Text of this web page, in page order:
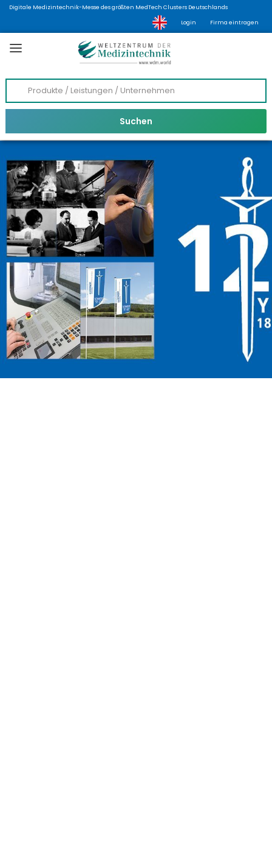
Digitale Medizintechnik-Messe des größten MedTech Clusters Deutschlands
Login Firma eintragen